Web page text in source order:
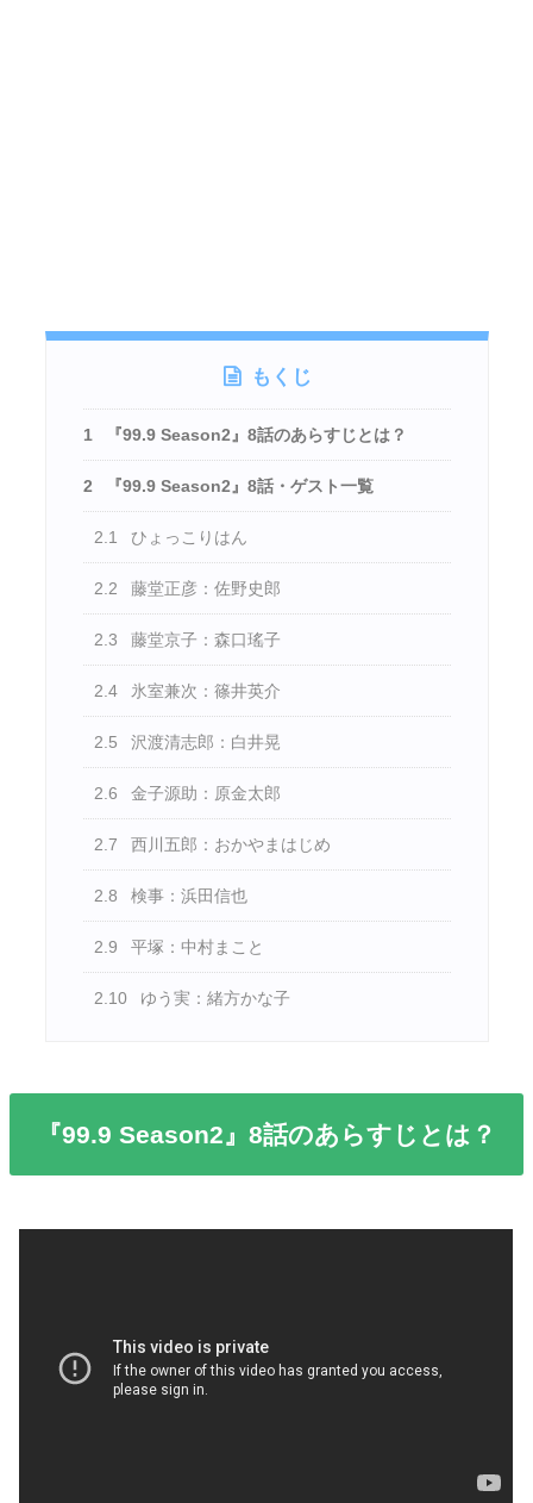
もくじ
1 『99.9 Season2』8話のあらすじとは？
2 『99.9 Season2』8話・ゲスト一覧
2.1 ひょっこりはん
2.2 藤堂正彦：佐野史郎
2.3 藤堂京子：森口瑤子
2.4 氷室兼次：篠井英介
2.5 沢渡清志郎：白井晃
2.6 金子源助：原金太郎
2.7 西川五郎：おかやまはじめ
2.8 検事：浜田信也
2.9 平塚：中村まこと
2.10 ゆう実：緒方かな子
『99.9 Season2』8話のあらすじとは？